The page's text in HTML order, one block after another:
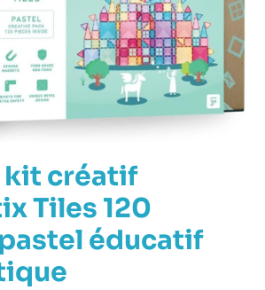
kit créatif
Tiles 120
éducatif